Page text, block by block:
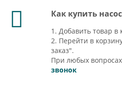
Как купить насос
1. Добавить товар в
2. Перейти в
заказ".
При любых
звонок